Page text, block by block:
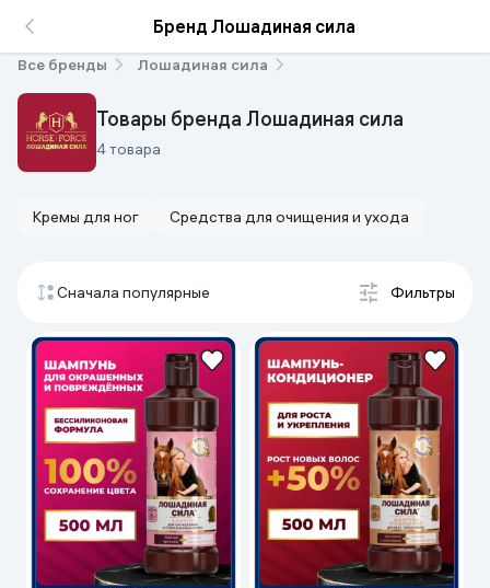
Бренд Лошадиная сила
Все бренды Лошадиная сила
Товары бренда Лошадиная сила
4 товара
Кремы для ног Средства для очищения и ухода
Сначала популярные Фильтры